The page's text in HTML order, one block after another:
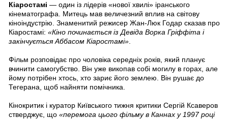
Кіаростамі — один із лідерів «нової хвилі» іранського
кінематографа. Митець мав величезний вплив на світову
кіноіндустрію. Знаменитий режисер Жан-Люк Годар сказав про
Кіаростамі: «Кіно починається із Девіда Ворка Гріффіта і
закінчується Аббасом Кіаростамі»
Фільм розповідає про чоловіка середніх років, який планує
вчинити самогубство. Він уже викопав собі могилу в горах, але
йому потрібен хтось, хто зариє його землею. Він рушає до
Тегерана, щоб найняти помічника.
Кінокритик і куратор Київського тижня критики Сергій Ксаверов
стверджує, що «перемога цього фільму в Каннах у 1997 році